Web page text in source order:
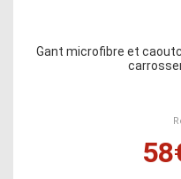
Gant microfibre et